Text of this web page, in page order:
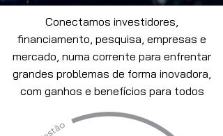
Conectamos investidores,
financiamento, pesquisa, empresas e
mercado, numa corrente para enfrentar
grandes problemas de forma inovadora,
com ganhos e benefícios para todos